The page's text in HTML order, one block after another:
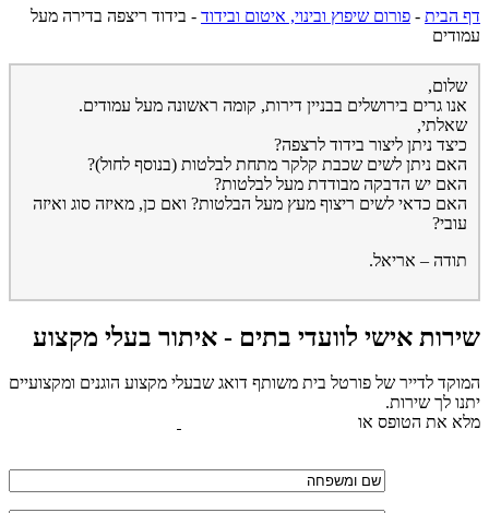
דף הבית - פורום שיפוץ ובינוי, איטום ובידוד - בידוד ריצפה בדירה מעל
עמודים
שלום,
אנו גרים בירושלים בבניין דירות, קומה ראשונה מעל עמודים.
שאלתי,
כיצד ניתן ליצור בידוד לרצפה?
האם ניתן לשים שכבת קלקר מתחת לבלטות (בנוסף לחול)?
האם יש הדבקה מבודדת מעל לבלטות?
האם כדאי לשים ריצוף מעץ מעל הבלטות? ואם כן, מאיזה סוג ואיזה
עובי?
תודה – אריאל.
שירות אישי לוועדי בתים - איתור בעלי מקצוע
המוקד לדייר של פורטל בית משותף דואג שבעלי מקצוע הוגנים ומקצועיים
יתנו לך שירות.
מלא את הטופס או